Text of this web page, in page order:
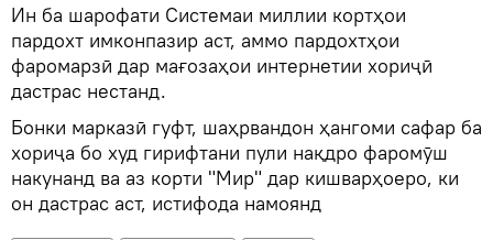
Ин ба шарофати Системаи миллии кортҳои
пардохт имконпазир аст, аммо пардохтҳои
фаромарзӣ дар мағозаҳои интернетии хориҷӣ
дастрас нестанд.
Бонки марказӣ гуфт, шаҳрвандон ҳангоми сафар ба
хориҷа бо худ гирифтани пули нақдро фаромӯш
накунанд ва аз корти "Мир" дар кишварҳоеро, ки
он дастрас аст, истифода намоянд